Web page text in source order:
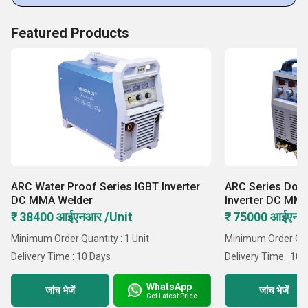
Featured Products
ARC Water Proof Series IGBT Inverter
DC MMA Welder
₹ 38400 आईएनआर /Unit
Minimum Order Quantity : 1 Unit
Delivery Time : 10 Days
जांच भेजें WhatsApp
Get Latest Price
ARC Series
Inverter DC
₹ 75000
Minimum Order
Delivery Time : 10
जांच भेजें